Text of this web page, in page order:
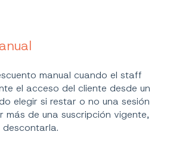
manual cuando el staff
el acceso del cliente desde un
elegir si restar o no una sesión
más de una suscripción vigente,
descontarla.